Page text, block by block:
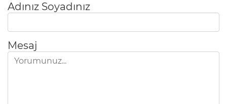
Adınız Soyadınız
Mesaj